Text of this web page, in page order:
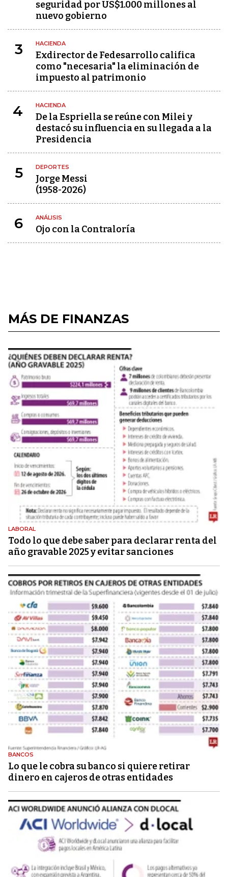
seguridad por US$1.000 millones al
nuevo gobierno
3 HACIENDA
Exdirector de Fedesarrollo califica
como "necesaria" la eliminación de
impuesto al patrimonio
4 HACIENDA
De la Espriella se reúne con Milei y
destacó su influencia en su llegada a la
Presidencia
5 DEPORTES
Jorge Messi
(1958-2026)
6 ANÁLISIS
Ojo con la Contraloría
MÁS DE FINANZAS
LABORAL
Todo lo que debe saber para declarar renta del
año gravable 2025 y evitar sanciones
BANCOS
Lo que le cobra su banco si quiere retirar
dinero en cajeros de otras entidades